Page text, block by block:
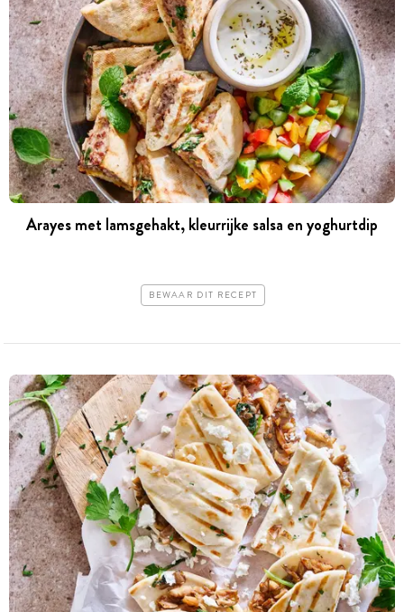
Arayes met lams­gehakt, kleurrijke salsa en ­yoghurtdip
BEWAAR DIT RECEPT